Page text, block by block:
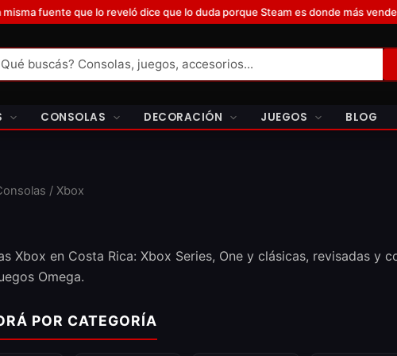
que lo reveló dice que lo duda porque Steam es donde más venden fuera
CONSOLAS DECORACIÓN JUEGOS BLOG
/ Xbox
Xbox en Costa Rica: Xbox Series, One y clásicas, revisadas y
Omega.
POR CATEGORÍA